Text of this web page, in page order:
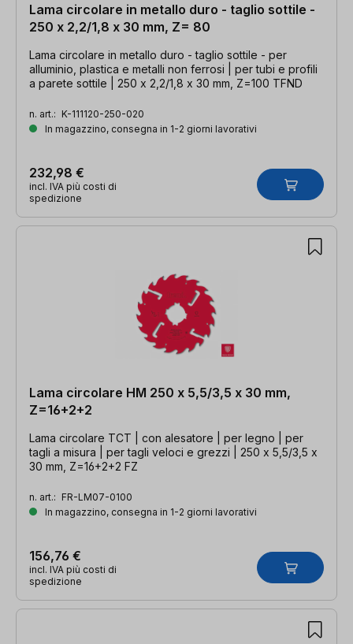
Lama circolare in metallo duro - taglio sottile -
250 x 2,2/1,8 x 30 mm, Z= 80
Lama circolare in metallo duro - taglio sottile - per
alluminio, plastica e metalli non ferrosi | per tubi e profili
a parete sottile | 250 x 2,2/1,8 x 30 mm, Z=100 TFND
n. art.: K-111120-250-020
In magazzino, consegna in 1-2 giorni lavorativi
232,98 €
incl. IVA più costi di
spedizione
Lama circolare HM 250 x 5,5/3,5 x 30 mm,
Z=16+2+2
Lama circolare TCT | con alesatore | per legno | per
tagli a misura | per tagli veloci e grezzi | 250 x 5,5/3,5 x
30 mm, Z=16+2+2 FZ
n. art.: FR-LM07-0100
In magazzino, consegna in 1-2 giorni lavorativi
156,76 €
incl. IVA più costi di
spedizione